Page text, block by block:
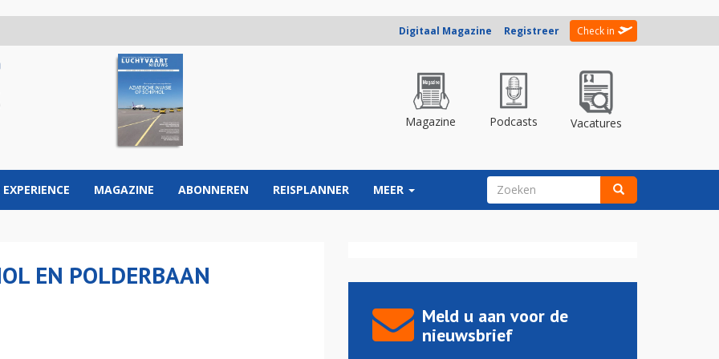
Digitaal Magazine Registreer Check in
Magazine Podcasts Vacatures
EXPERIENCE MAGAZINE ABONNEREN REISPLANNER MEER ZOEKVELD
EN POLDERBAAN
Meld u aan voor de
nieuwsbrief